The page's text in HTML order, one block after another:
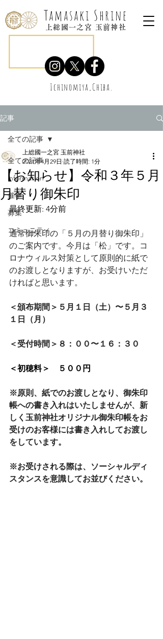
Tamasaki Shrine
上総國一之宮 玉前神社
Ichinomiya,Chiba.
記事
全ての記事
information
催事
募集
コミュニティ
全ての記事
【お知らせ】令和３年５月
月替り御朱印
上総國一之宮 玉前神社
2021年4月29日 読了時間: 1分
最終更新: 4分前
通常御朱印の「５月の月替り御朱印」
のご案内です。今月は「松」です。コ
ロナウィルス対策として原則的に紙で
のお渡しとなりますが、お受けいただ
ければと思います。
＜頒布期間＞５月１日（土）〜５月３
１日（月）⠀⁠⠀⁠⠀⁠⠀
＜受付時間＞８：００〜１６：３０⁠⠀
＜初穂料＞　５００円
※原則、紙でのお渡しとなり、御朱印
帳への書き入れはいたしませんが、新
しく玉前神社オリジナル御朱印帳をお
受けのお客様には書き入れしてお渡し
をしています。
※お受けされる際は、ソーシャルディ
スタンスを意識してお並びください。